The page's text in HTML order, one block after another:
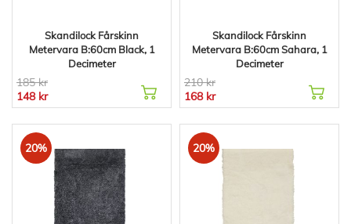
Skandilock Fårskinn
Metervara B:60cm Black, 1
Decimeter
185 kr
148 kr
Skandilock Fårskinn
Metervara B:60cm Sahara, 1
Decimeter
210 kr
168 kr
20% 20%